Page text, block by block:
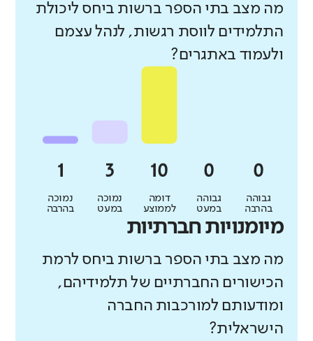
מה מצב בתי הספר ברשות ביחס ליכולת
התלמידים לווסת רגשות, לנהל עצמם
ולעמוד באתגרים?
גבוהה
בהרבה
גבוהה
במעט
דומה
לממוצע
נמוכה
במעט
נמוכה
בהרבה
מיומנויות חברתיות
מה מצב בתי הספר ברשות ביחס לרמת
הכישורים החברתיים של תלמידיהם,
ומודעותם למורכבות החברה
הישראלית?